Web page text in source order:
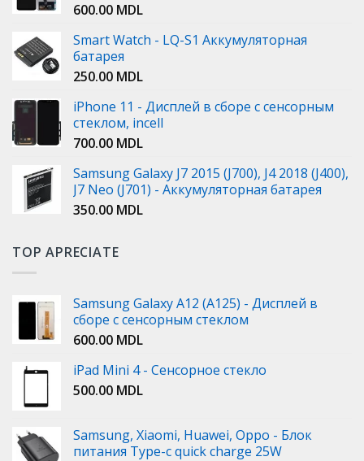
600.00 MDL
Smart Watch - LQ-S1 Аккумуляторная
батарея
250.00 MDL
iPhone 11 - Дисплей в сборе с сенсорным
стеклом, incell
700.00 MDL
Samsung Galaxy J7 2015 (J700), J4 2018 (J400),
J7 Neo (J701) - Аккумуляторная батарея
350.00 MDL
TOP APRECIATE
Samsung Galaxy A12 (A125) - Дисплей в
сборе с сенсорным стеклом
600.00 MDL
iPad Mini 4 - Сенсорное стекло
500.00 MDL
Samsung, Xiaomi, Huawei, Oppo - Блок
питания Type-c quick charge 25W